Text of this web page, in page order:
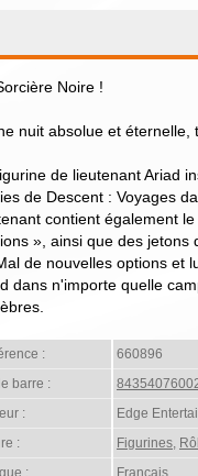
Noire !
nuit absolue et éternelle,
de lieutenant Ariad
de Descent : Voyages
contient également
», ainsi que des
de nouvelles options et
dans n'importe quelle
:
660896
barre :
:
Edge
:
Figurines,
:
Français